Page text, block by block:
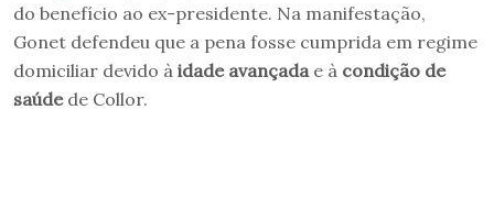
do benefício ao ex-presidente. Na manifestação,
Gonet defendeu que a pena fosse cumprida em regime
domiciliar devido à idade avançada e à condição de
saúdede Collor.